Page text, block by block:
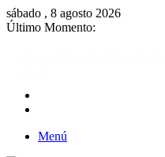
sábado , 8 agosto 2026
Último Momento:
Menú